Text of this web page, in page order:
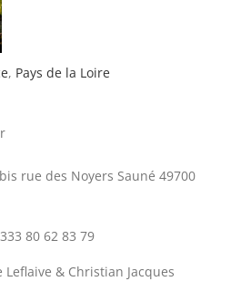
, Pays de la Loire
rue des Noyers Sauné 49700
80 62 83 79
Leflaive & Christian Jacques